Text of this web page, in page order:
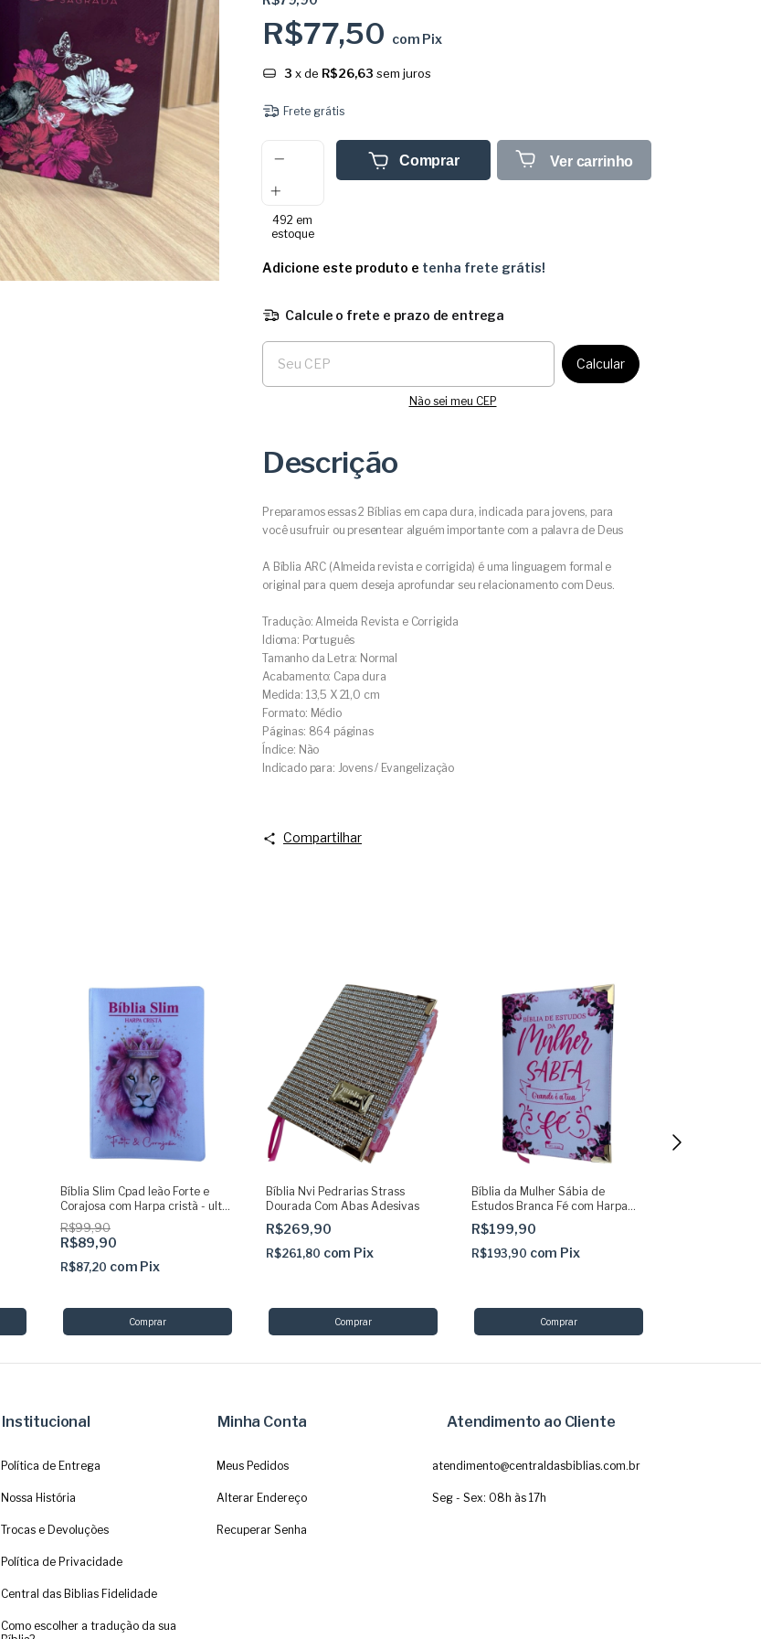
R$77,50 com Pix
3 x de R$26,63 sem juros
Frete grátis
492 em
estoque
Comprar Ver carrinho
Adicione este produto e tenha frete grátis!
Calcule o frete e prazo de entrega
Entregas para o CEP:
Calcular
Não sei meu CEP
Descrição
Preparamos essas 2 Bíblias em capa dura, indicada para jovens, para
você usufruir ou presentear alguém importante com a palavra de Deus
A Bíblia ARC (Almeida revista e corrigida) é uma linguagem formal e
original para quem deseja aprofundar seu relacionamento com Deus.
Tradução: Almeida Revista e Corrigida
Idioma: Português
Tamanho da Letra: Normal
Acabamento: Capa dura
Medida: 13,5 X 21,0 cm
Formato: Médio
Páginas: 864 páginas
Índice: Não
Indicado para: Jovens / Evangelização
Compartilhar
Bíblia Slim Cpad leão Forte e
Corajosa com Harpa cristã - ultra
fina compacta ARC
R$99,90
R$89,90
R$87,20 com Pix
Bíblia Nvi Pedrarias Strass
Dourada Com Abas Adesivas
R$269,90
R$261,80 com Pix
Bíblia da Mulher Sábia de
Estudos Branca Fé com Harpa
ARC
R$199,90
R$193,90 com Pix
Institucional
Política de Entrega
Nossa História
Trocas e Devoluções
Política de Privacidade
Central das Biblias Fidelidade
Como escolher a tradução da sua
Minha Conta
Meus Pedidos
Alterar Endereço
Recuperar Senha
Atendimento ao Cliente
atendimento@centraldasbiblias.com.br
Seg - Sex: 08h às 17h